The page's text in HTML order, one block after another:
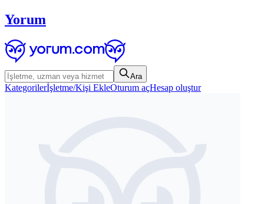
Yorum
Ara
Kategorilerİşletme/Kişi EkleOturum açHesap oluştur